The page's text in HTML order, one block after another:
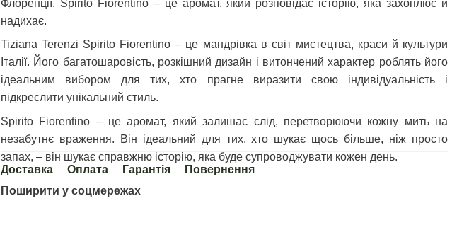
Флоренції. Spirito Fiorentino – це аромат, який розповідає історію, яка захоплює й
надихає.
Tiziana Terenzi Spirito Fiorentino – це мандрівка в світ мистецтва, краси й культури
Італії. Його багатошаровість, розкішний дизайн і витончений характер роблять його
ідеальним вибором для тих, хто прагне виразити свою індивідуальність і
підкреслити унікальний стиль.
Spirito Fiorentino – це аромат, який залишає слід, перетворюючи кожну мить на
незабутнє враження. Він ідеальний для тих, хто шукає щось більше, ніж просто
запах, – він шукає справжню історію, яка буде супроводжувати кожен день.
Доставка
Оплата Гарантія
Повернення
Поширити у соцмережах